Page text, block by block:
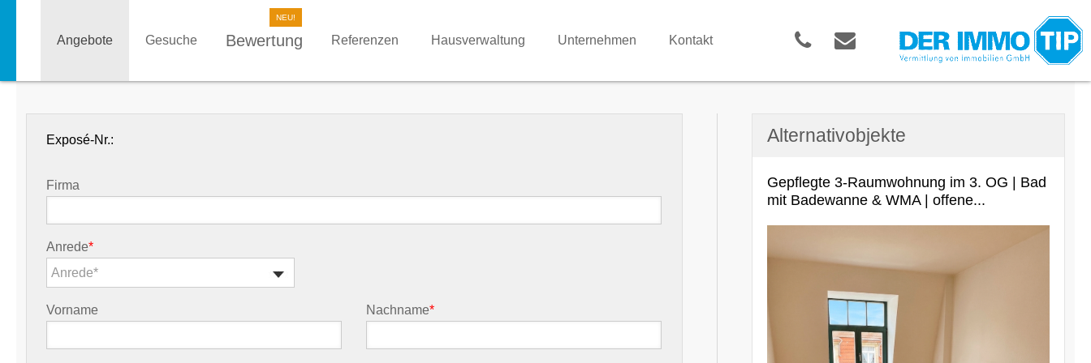
Angebote Gesuche Bewertung Referenzen Hausverwaltung Unternehmen Kontakt
Exposé-Nr.:
Firma
Anrede*
Anrede*
Vorname Nachname*
Alternativobjekte
Gepflegte 3-Raumwohnung im 3. OG | Bad
mit Badewanne & WMA | offene...